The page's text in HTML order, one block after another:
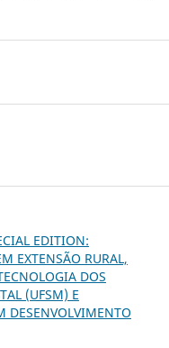
EDITION:
EXTENSÃO RURAL,
DOS
(UFSM) E
DESENVOLVIMENTO